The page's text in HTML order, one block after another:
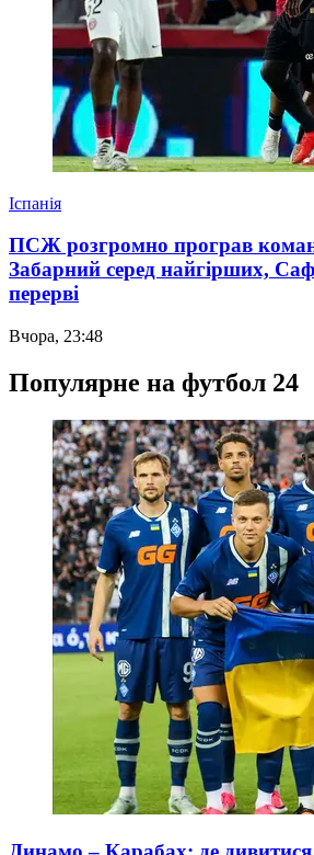
Іспанія
ПСЖ розгромно програв
Забарний серед найгірших,
перерві
Вчора, 23:48
Популярне на футбол 24